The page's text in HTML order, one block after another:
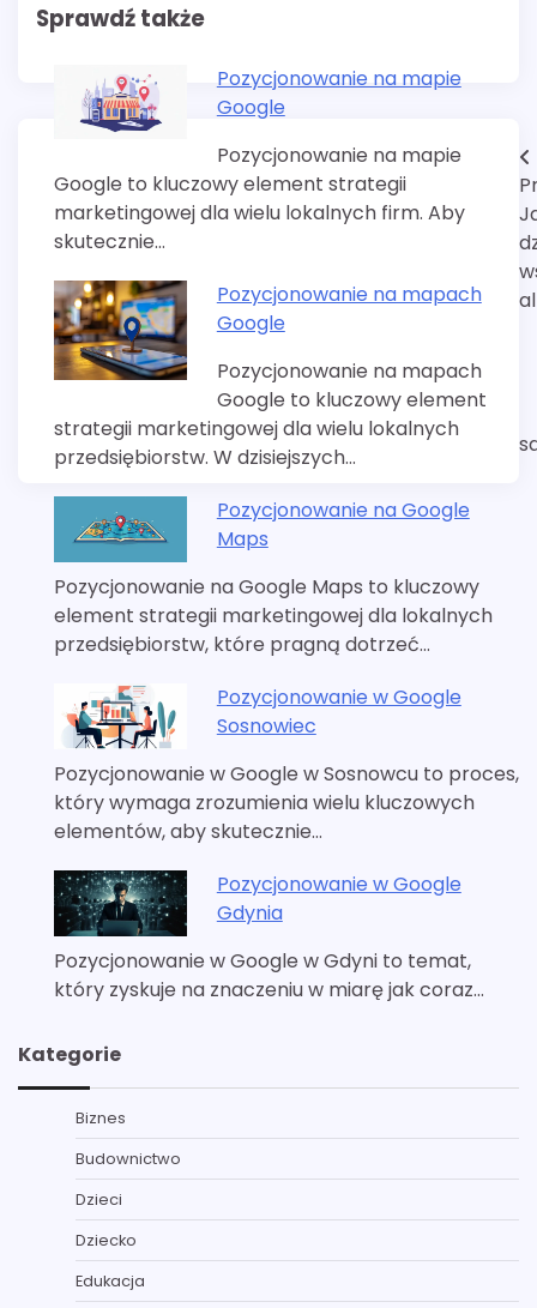
Sprawdź także
Pozycjonowanie na mapie
Google
Pozycjonowanie na mapie
Google to kluczowy element strategii
marketingowej dla wielu lokalnych firm. Aby
skutecznie…
Pozycjonowanie na mapach
Google
Pozycjonowanie na mapach
Google to kluczowy element
strategii marketingowej dla wielu lokalnych
przedsiębiorstw. W dzisiejszych…
Pozycjonowanie na Google
Maps
Pozycjonowanie na Google Maps to kluczowy
element strategii marketingowej dla lokalnych
przedsiębiorstw, które pragną dotrzeć…
Pozycjonowanie w Google
Sosnowiec
Pozycjonowanie w Google w Sosnowcu to proces,
który wymaga zrozumienia wielu kluczowych
elementów, aby skutecznie…
Pozycjonowanie w Google
Gdynia
Pozycjonowanie w Google w Gdyni to temat,
który zyskuje na znaczeniu w miarę jak coraz…
wpisu
Kategorie
Biznes
Budownictwo
Dzieci
Dziecko
Edukacja